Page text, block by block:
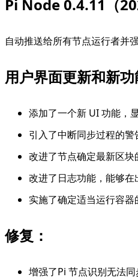
Pi Node 0.4.11（
自动推送给所有节点运行者并
用户界面更新和新功
添加了一个新 UI 功能，
引入了中断同步过程的警
改进了节点确定最新区块
改进了日志功能，能够在
实施了确定适当运行容器
修复：
增强了Pi 节点识别无法